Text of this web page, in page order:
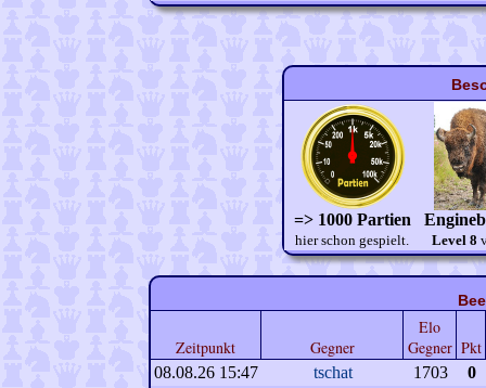
=> 1000 Partien
hier schon gespielt. Level 8
Zeitpunkt Gegner
Elo
Gegner Pkt
08.08.26 15:47 tschat 1703
0